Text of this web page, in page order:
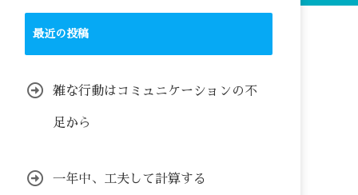
最近の投稿
雑な行動はコミュニケーションの不
足から
一年中、工夫して計算する